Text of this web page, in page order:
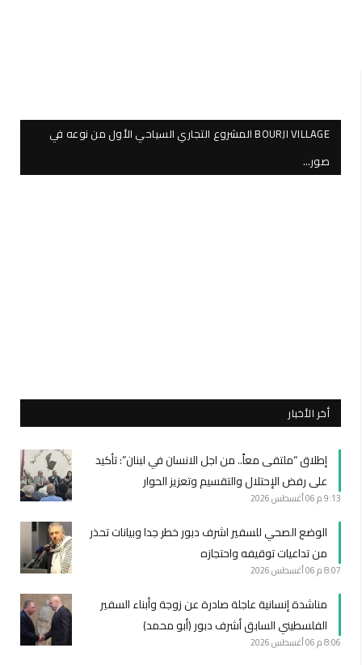
BOURJI VILLAGE المشروع التجاري السياحي الأول من نوعه في
صور…
أخر الأخبار
إطلاق “ملتقى معاً.. من اجل الانسان في لبنان”: تأكيد
على رفض الإحتلال والتقسيم وتعزيز الحوار
9:13 م 06 أغسطس 2026
الوضع الصحي للسفير اشرف دبور خطر جدا وبيانات تحذر
من تداعيات توقيفه واحتجازه
8:07 م 06 أغسطس 2026
مناشدة إنسانية عاجلة صادرة عن زوجة وأبناء السفير
الفلسطيني السابق أشرف دبور (أبو محمد)
8:06 م 06 أغسطس 2026